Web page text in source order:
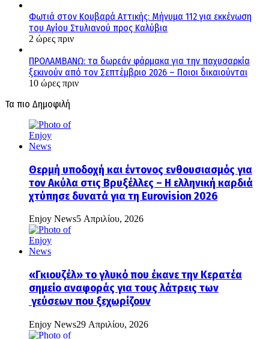
Φωτιά στον Κουβαρά Αττικής: Μήνυμα 112 για εκκένωση
του Αγίου Στυλιανού προς Καλύβια
2 ώρες πριν
ΠΡΟΛΑΜΒΑΝΩ: τα δωρεάν φάρμακα για την παχυσαρκία
ξεκινούν από τον Σεπτέμβριο 2026 – Ποιοι δικαιούνται
10 ώρες πριν
Τα πιο Δημοφιλή
Θερμή υποδοχή και έντονος ενθουσιασμός για
τον Ακύλα στις Βρυξέλλες – Η ελληνική καρδιά
χτύπησε δυνατά για τη Eurovision 2026
Enjoy News5 Απριλίου, 2026
«Γκιουζέλ» το γλυκό που έκανε την Κερατέα
σημείο αναφοράς για τους λάτρεις των
γεύσεων που ξεχωρίζουν
Enjoy News29 Απριλίου, 2026